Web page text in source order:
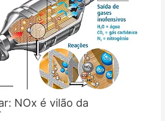
NOx é vilão da